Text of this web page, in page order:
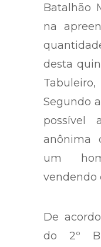
Batalhão
na
desta
Segundo
possível
anônima
um
vendendo
De
do 2º